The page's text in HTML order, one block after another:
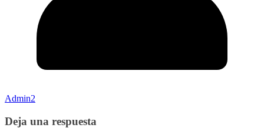
Admin2
Deja una respuesta